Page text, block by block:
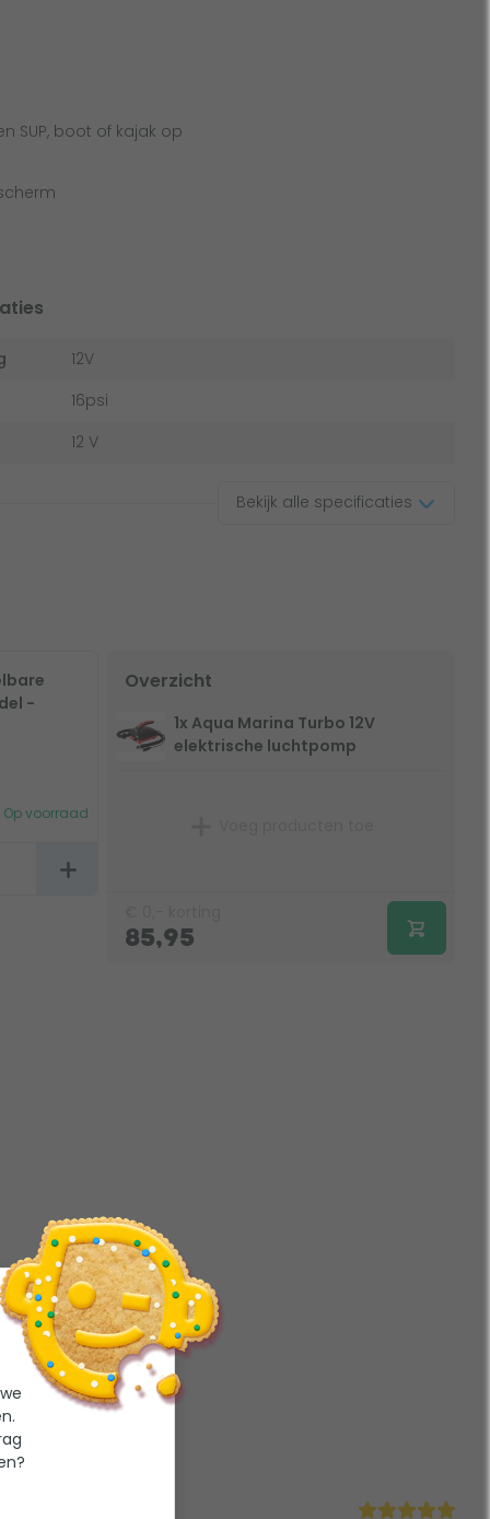
SUP, boot of kajak op
12V
16psi
12 V
Bekijk alle specificaties
-
Op voorraad
Overzicht
1x Aqua Marina Turbo 12V
elektrische luchtpomp
85,95